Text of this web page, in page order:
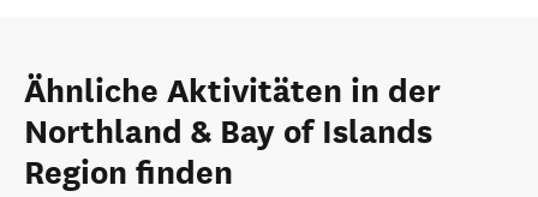
Ähnliche Aktivitäten in der
Northland & Bay of Islands
Region finden